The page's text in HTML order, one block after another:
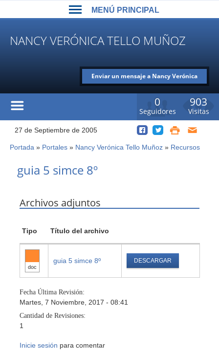
NANCY VERÓNICA TELLO MUÑOZ
Enviar un mensaje a Nancy Verónica
903
Visitas
0
Seguidores
27 de Septiembre de 2005
Usted
está
aquí
Portada » Portales » Nancy Verónica Tello Muñoz » Recursos
guia 5 simce 8º
Archivos adjuntos
Tipo Título del archivo
doc
guia 5 simce 8º DESCARGAR
Fecha Última Revisión:
Martes, 7 Noviembre, 2017 - 08:41
Cantidad de Revisiones:
1
Inicie sesión para comentar
MENÚ PRINCIPAL
MENÚ
PRINCIPAL